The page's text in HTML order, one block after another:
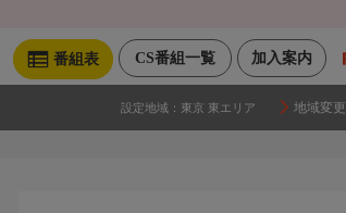
加入案内
CS番組一覧
番組表
設定地域： 東京 東エリア 地域変更